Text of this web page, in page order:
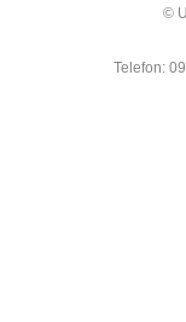
©
Telefon: